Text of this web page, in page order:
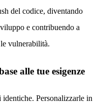
del codice, diventando
e contribuendo a
vulnerabilità.
alle tue esigenze
Personalizzarle in